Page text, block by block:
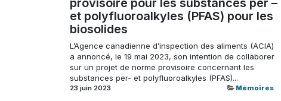
et polyfluoroalkyles (PFAS) pour les
biosolides
L’Agence canadienne d’inspection des aliments (ACIA)
a annoncé, le 19 mai 2023, son intention de collaborer
sur un projet de norme provisoire concernant les
substances per- et polyfluoroalkyles (PFAS)...
23 juin 2023 Mémoires